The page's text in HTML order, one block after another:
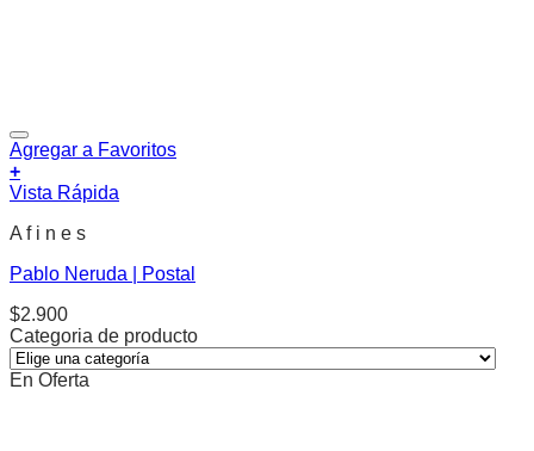
Agregar a Favoritos
+
Vista Rápida
A f i n e s
Pablo Neruda | Postal
$2.900
Categoria de producto
En Oferta